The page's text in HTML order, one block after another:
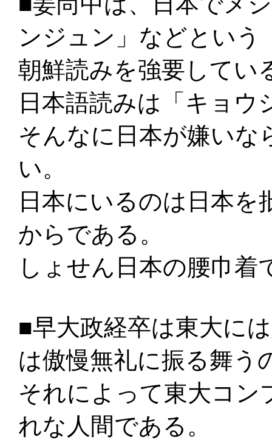
ンジュン」などという
朝鮮読みを強要してい
日本語読みは「キョ
そんなに日本が嫌いな
い。
日本にいるのは日本
からである。
しょせん日本の腰巾着
■早大政経卒は東大に
は傲慢無礼に振る舞う
それによって東大コン
れな人間である。